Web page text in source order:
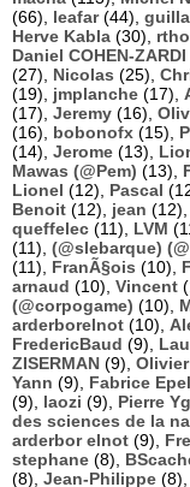
(66), leafar(44),
Herve Kabla (30),
Daniel COHEN-ZARDI
(27), Nicolas (25),
(19), jmplanche (17),
(17), Jeremy (16),
(16), bobonofx (15),
(14), Jerome (13),
Mawas (@Pem) (13),
Lionel (12), Pascal
Benoit (12), jean (12),
queffelec (11), LVM
(11), (@slebarque)
(11), FranÃ§ois (10),
arnaud (10), Vincent
(@corpogame) (10),
arderborelnot (10),
FredericBaud (9),
ZISERMAN (9),
Yann (9), Fabrice
(9), laozi (9), Pierre
des sciences de la
arderbor elnot (9),
stephane (8),
(8), Jean-Philippe (8),